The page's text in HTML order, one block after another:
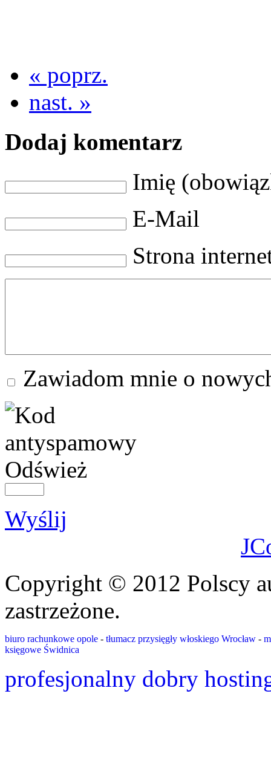
« poprz.
nast. »
Dodaj komentarz
Imię
E-Mail
Strona
Zawiadom mnie o
Odśwież
Wyślij
Copyright © 2012 Polscy
zastrzeżone.
biuro rachunkowe opole - tłumacz przysięgły włoskiego Wrocław -
księgowe Świdnica
profesjonalny dobry